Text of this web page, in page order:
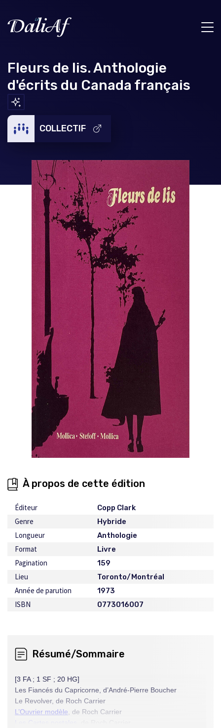
Fleurs de lis. Anthologie
d'écrits du Canada français
COLLECTIF
À propos de cette édition
Éditeur Copp Clark
Genre Hybride
Longueur Anthologie
Format Livre
Pagination 159
Lieu Toronto/Montréal
Année de parution 1973
ISBN 0773016007
Résumé/Sommaire
[3 FA ; 1 SF ; 20 HG]
Les Fiancés du Capricorne, d’André-Pierre Boucher
Le Revolver, de Roch Carrier
L’Ouvrier modèle , de Roch Carrier